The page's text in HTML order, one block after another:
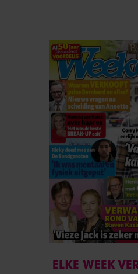
ELKE WEEK